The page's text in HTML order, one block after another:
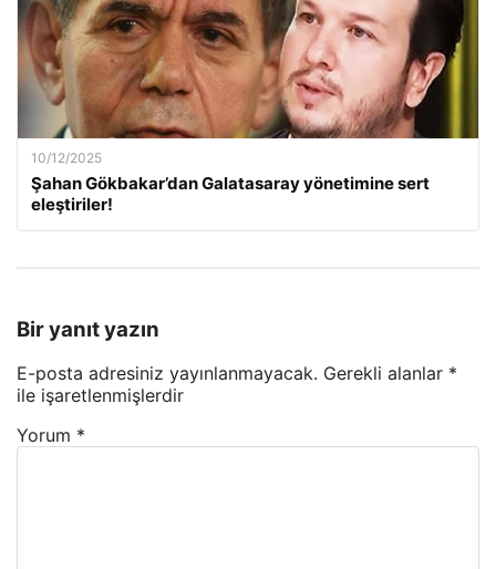
10/12/2025
Şahan Gökbakar’dan Galatasaray yönetimine sert
eleştiriler!
Bir yanıt yazın
E-posta adresiniz yayınlanmayacak. Gerekli alanlar *
ile işaretlenmişlerdir
Yorum *